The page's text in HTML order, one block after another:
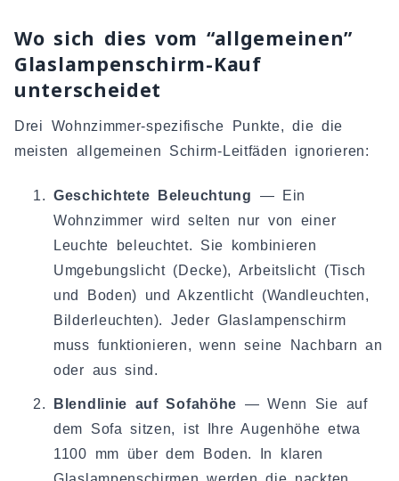
Wo sich dies vom “allgemeinen”
Glaslampenschirm-Kauf
unterscheidet
Drei Wohnzimmer-spezifische Punkte, die die
meisten allgemeinen Schirm-Leitfäden ignorieren:
Geschichtete Beleuchtung
— Ein
Wohnzimmer wird selten nur von einer
Leuchte beleuchtet. Sie kombinieren
Umgebungslicht (Decke), Arbeitslicht (Tisch
und Boden) und Akzentlicht (Wandleuchten,
Bilderleuchten). Jeder Glaslampenschirm
muss funktionieren, wenn seine Nachbarn an
oder aus sind.
Blendlinie auf Sofahöhe — Wenn Sie auf
dem Sofa sitzen, ist Ihre Augenhöhe etwa
1100 mm über dem Boden. In klaren